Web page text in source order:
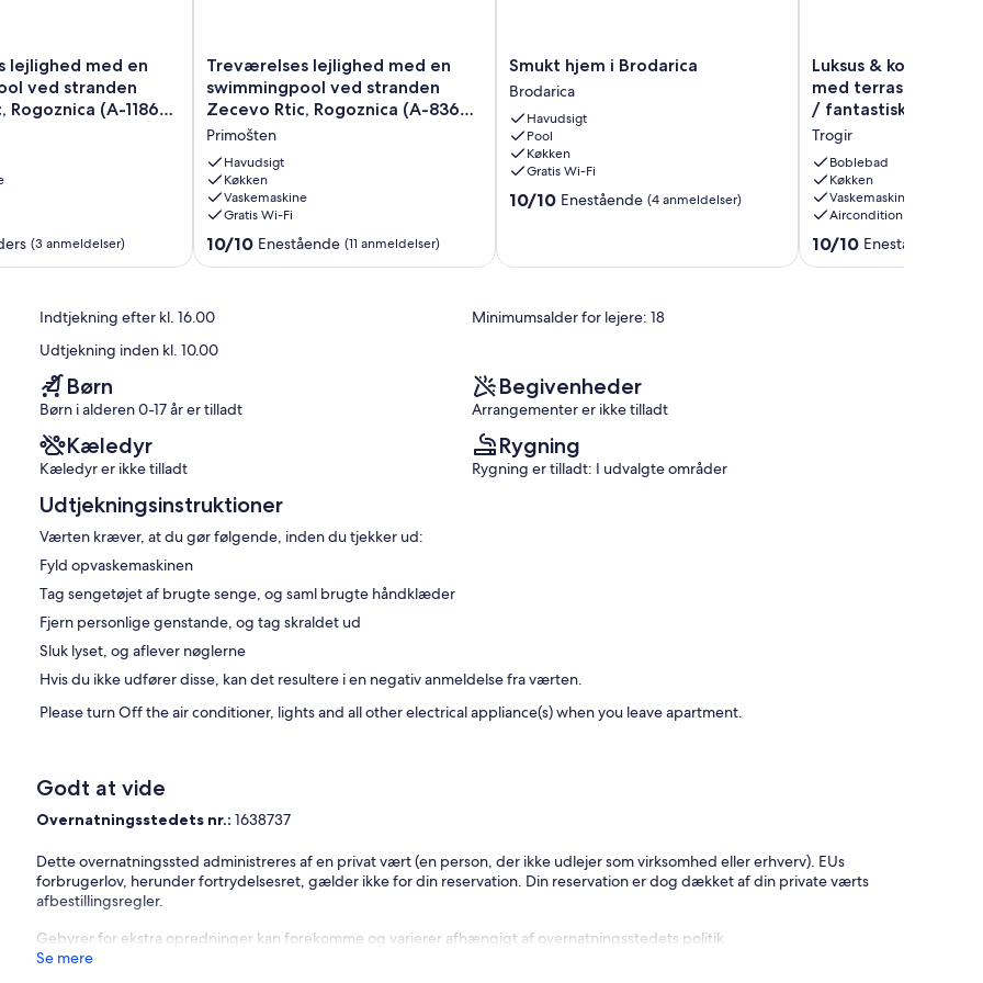
lejlighed med en
ved stranden
Rogoznica (A-11869-
(3 anmeldelser)
Treværelses
lejlighed
med
swimmingpool
ved
stranden
Zecevo
Rtic,
Rogoznica
Primošten
Treværelses lejlighed med en
swimmingpool ved stranden
Zecevo Rtic, Rogoznica (A-8366-
a)
Primošten
Havudsigt
Køkken
Vaskemaskine
Gratis Wi-Fi
10.0
ud
Enestående,
(11
anmeldelser)
10/10 Enestående (11 anmeldelser)
Smukt
hjem
i
Brodarica
Brodarica
Smukt hjem i Brodarica
Brodarica
Havudsigt
Pool
Køkken
Gratis Wi-Fi
10.0
anmeldelser)
10/10 Enestående (4 anmeldelser)
Luksus
&
komfortabel
lejlighed
med
terrasse
og
privat
boblebad
/
Luksus &
med terrasse og
/ fantastisk udsigt!
Trogir
Boblebad
Køkken
Vaskemaskine
Aircondition
10.0
ud
10/10 Enestående
Indtjekning efter kl. 16.00
Minimumsalder for lejere: 18
Udtjekning inden kl. 10.00
Børn
Børn i alderen 0-17 år er tilladt
Begivenheder
Arrangementer er ikke tilladt
Kæledyr
Kæledyr er ikke tilladt
Rygning
Rygning er tilladt: I udvalgte områder
Udtjekningsinstruktioner
Værten kræver, at du gør følgende, inden du tjekker ud:
Fyld opvaskemaskinen
Tag sengetøjet af brugte senge, og saml brugte håndklæder
Fjern personlige genstande, og tag skraldet ud
Sluk lyset, og aflever nøglerne
Hvis du ikke udfører disse, kan det resultere i en negativ anmeldelse fra værten.
Please turn Off the air conditioner, lights and all other electrical appliance(s) when you leave apartment.
Godt at vide
Overnatningsstedets nr.:1638737
Dette overnatningssted administreres af en privat vært (en person, der ikke udlejer som virksomhed eller erhverv). EUs
forbrugerlov, herunder fortrydelsesret, gælder ikke for din reservation. Din reservation er dog dækket af din private værts
afbestillingsregler.
Gebyrer for ekstra opredninger kan forekomme og varierer afhængigt af overnatningsstedets politik
Se mere